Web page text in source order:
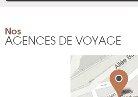
Nos
AGENCES DE VOYAGE